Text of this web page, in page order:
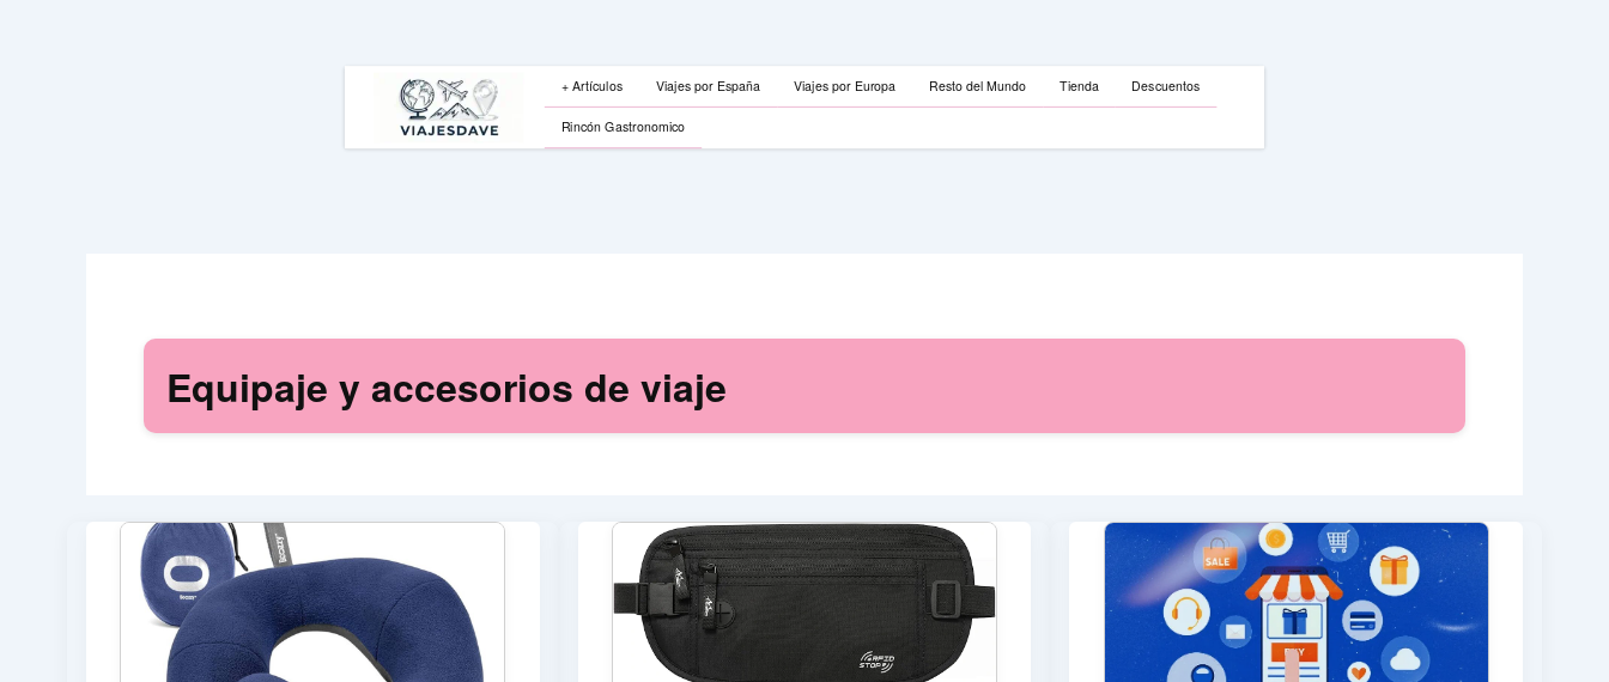
+ Artículos Viajes por España Viajes por Europa Resto del Mundo Tienda Descuentos
Rincón Gastronomico
Equipaje y accesorios de viaje